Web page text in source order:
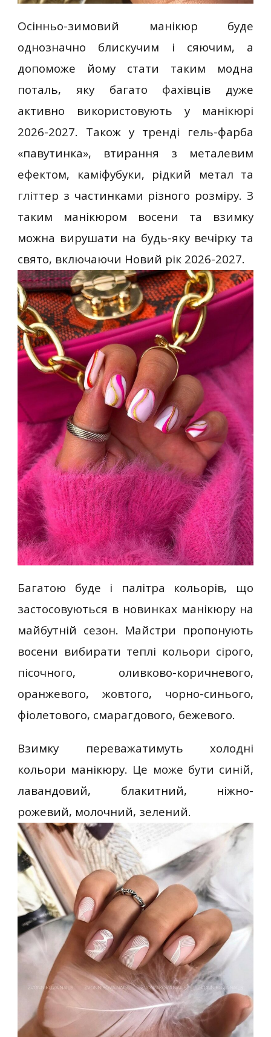
Осінньо-зимовий манікюр буде
однозначно блискучим і сяючим, а
допоможе йому стати таким модна
поталь, яку багато фахівців дуже
активно використовують у манікюрі
2026-2027. Також у тренді гель-фарба
«павутинка», втирання з металевим
ефектом, каміфубуки, рідкий метал та
гліттер з частинками різного розміру. З
таким манікюром восени та взимку
можна вирушати на будь-яку вечірку та
свято, включаючи Новий рік 2026-2027.
Багатою буде і палітра кольорів, що
застосовуються в новинках манікюру на
майбутній сезон. Майстри пропонують
восени вибирати теплі кольори сірого,
пісочного, оливково-коричневого,
оранжевого, жовтого, чорно-синього,
фіолетового, смарагдового, бежевого.
Взимку переважатимуть холодні
кольори манікюру. Це може бути синій,
лавандовий, блакитний, ніжно-
рожевий, молочний, зелений.